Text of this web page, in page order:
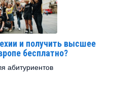
и получить высшее
бесплатно?
абитуриентов